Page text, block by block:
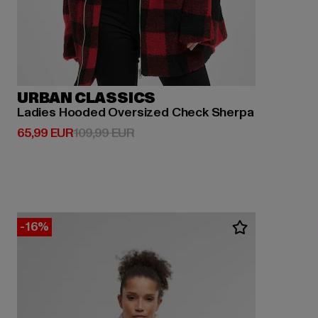
URBAN CLASSICS
Ladies Hooded Oversized Check Sherpa
65,99 EUR
Derzeitiger Preis: 65,99 EUR
109,99 EURAktionspreis: 109,99 EUR
-16%